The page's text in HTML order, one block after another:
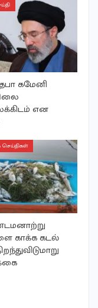
கமேனி
என
காக்க கடல்